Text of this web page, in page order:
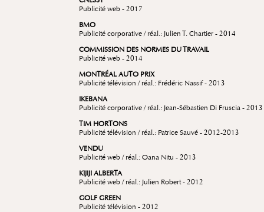
Publicité web - 2017
BMO
Publicité corporative / réal.: Julien T. Chartier - 2014
COMMISSION DES NORMES DU TRAVAIL
Publicité web - 2014
MONTRÉAL AUTO PRIX
Publicité télévision / réal.: Frédéric Nassif - 2013
IKEBANA
Publicité corporative / réal.: Jean-Sébastien Di Fruscia - 2013
TIM HORTONS
Publicité télévision / réal.: Patrice Sauvé - 2012-2013
VENDU
Publicité web / réal.: Oana Nitu - 2013
KIJIJI ALBERTA
Publicité web / réal.: Julien Robert - 2012
GOLF GREEN
Publicité télévision - 2012